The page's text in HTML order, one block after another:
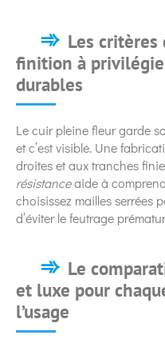
Les
finition à
durables
Le cuir pleine fleur garde
et c’est visible. Une
droites et aux tranches
résistanceaide à
choisissez mailles serrées
d’éviter le feutrage
Le
et luxe pour
l’usage